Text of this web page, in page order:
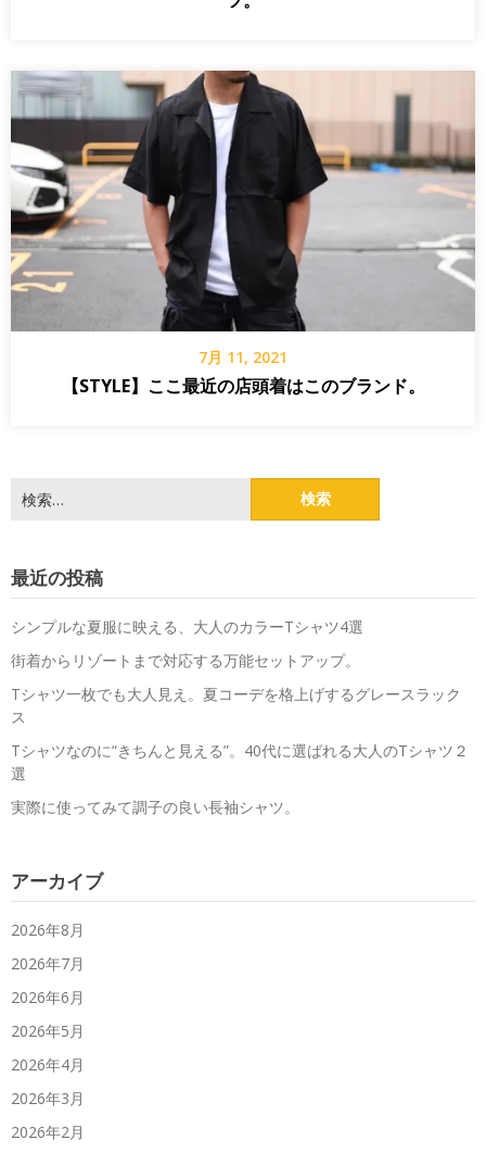
7月 11, 2021
【STYLE】ここ最近の店頭着はこのブランド。
検
索:
最近の投稿
シンプルな夏服に映える、大人のカラーTシャツ4選
街着からリゾートまで対応する万能セットアップ。
Tシャツ一枚でも大人見え。夏コーデを格上げするグレースラック
ス
Tシャツなのに“きちんと見える”。40代に選ばれる大人のTシャツ２
選
実際に使ってみて調子の良い長袖シャツ。
アーカイブ
2026年8月
2026年7月
2026年6月
2026年5月
2026年4月
2026年3月
2026年2月